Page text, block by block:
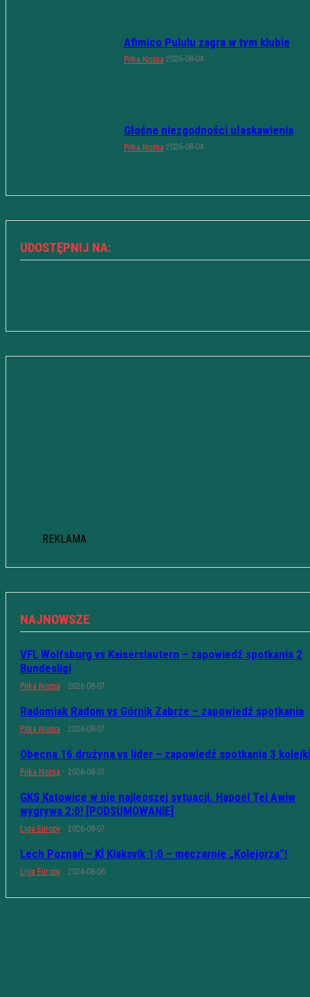
Afimico Pululu zagra w tym klubie
Piłka Nożna 2026-08-04
Głośne niezgodności ułaskawienia
Piłka Nożna 2026-08-04
UDOSTĘPNIJ NA:
REKLAMA
NAJNOWSZE
VFL Wolfsburg vs Kaiserslautern – zapowiedź spotkania 2
Bundesligi
Piłka Nożna 2026-08-07
Radomiak Radom vs Górnik Zabrze – zapowiedź spotkania
Piłka Nożna 2026-08-07
Obecna 16 drużyna vs lider – zapowiedź spotkania 3 kolejki
Piłka Nożna 2026-08-07
GKS Katowice w nie najleoszej sytuacji. Hapoel Tel Awiw
wygrywa 2:0! [PODSUMOWANIE]
Liga Europy 2026-08-07
Lech Poznań – KÍ Klaksvík 1:0 – męczarnie „Kolejorza”!
Liga Europy 2026-08-06